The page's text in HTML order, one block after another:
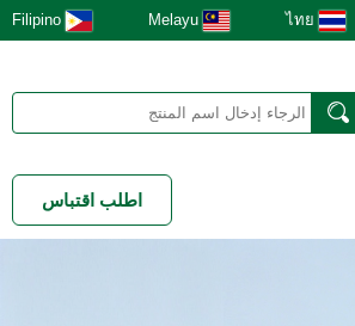
ไทย
Melayu
Filipino
اطلب اقتباس